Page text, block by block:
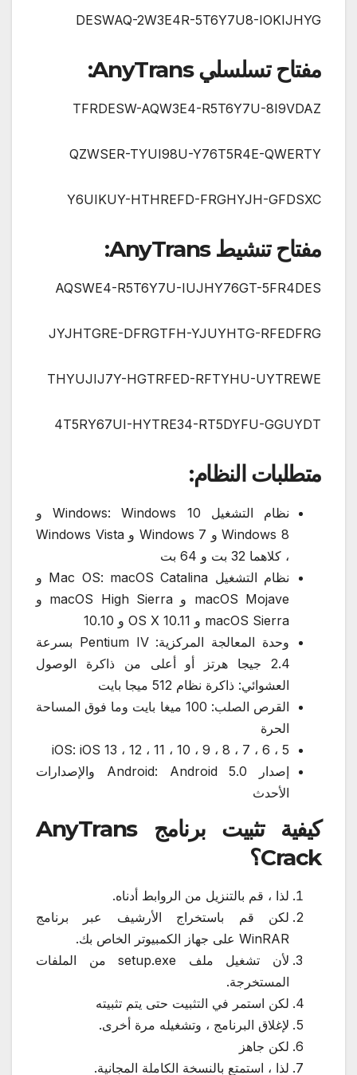
DESWAQ-2W3E4R-5T6Y7U8-IOKIJHYG
مفتاح تسلسلي AnyTrans:
TFRDESW-AQW3E4-R5T6Y7U-8I9VDAZ
QZWSER-TYUI98U-Y76T5R4E-QWERTY
Y6UIKUY-HTHREFD-FRGHYJH-GFDSXC
مفتاح تنشيط AnyTrans:
AQSWE4-R5T6Y7U-IUJHY76GT-5FR4DES
JYJHTGRE-DFRGTFH-YJUYHTG-RFEDFRG
THYUJIJ7Y-HGTRFED-RFTYHU-UYTREWE
4T5RY67UI-HYTRE34-RT5DYFU-GGUYDT
متطلبات النظام:
نظام التشغيل Windows: Windows 10 و
Windows 8 و Windows 7 و Windows Vista
، كلاهما 32 بت و 64 بت
نظام التشغيل Mac OS: macOS Catalina و
macOS Mojave و macOS High Sierra و
macOS Sierra و OS X 10.11 و 10.10
وحدة المعالجة المركزية: Pentium IV بسرعة
2.4 جيجا هرتز أو أعلى من ذاكرة الوصول
العشوائي: ذاكرة نظام 512 ميجا بايت
القرص الصلب: 100 ميغا بايت وما فوق المساحة
الحرة
iOS: iOS 13 ، 12 ، 11 ، 10 ، 9 ، 8 ، 7 ، 6 ، 5
إصدار Android: Android 5.0 والإصدارات
الأحدث
كيفية تثبيت برنامج AnyTrans
Crack؟
لذا ، قم بالتنزيل من الروابط أدناه.
لكن قم باستخراج الأرشيف عبر برنامج
WinRAR على جهاز الكمبيوتر الخاص بك.
لأن تشغيل ملف setup.exe من الملفات
المستخرجة.
لكن استمر في التثبيت حتى يتم تثبيته
لإغلاق البرنامج ، وتشغيله مرة أخرى.
لكن جاهز
لذا ، استمتع بالنسخة الكاملة المجانية.